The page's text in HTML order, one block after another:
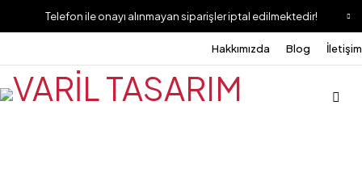
Telefon ile onayı alınmayan siparişler iptal edilmektedir!
Hakkımızda Blog İletişim